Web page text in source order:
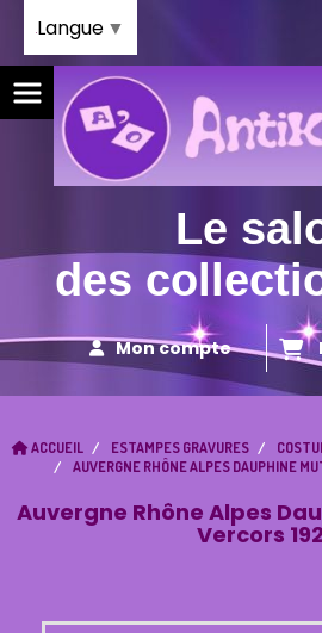
Le
des
Mon compte
ACCUEIL ESTAMPES GRAVURES
AUVERGNE RHÔNE ALPES DAUPHINE
Auvergne Rhône Alpes
Vercors
Langue ▼